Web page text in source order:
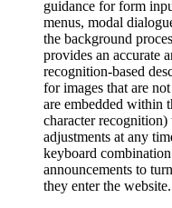
guidance for form
menus, modal
the background
provides an accurate
recognition-based
for images that are
are embedded within
character
adjustments at any
keyboard
announcements to
they enter the website.